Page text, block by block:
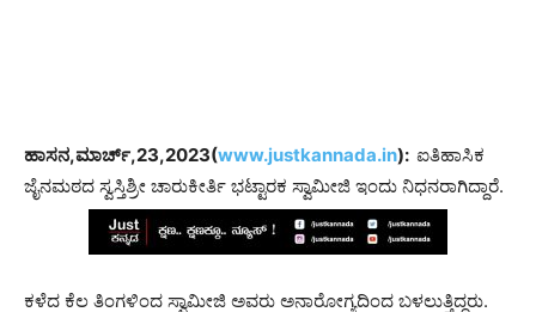
ಹಾಸನ,ಮಾರ್ಚ್,23,2023(www.justkannada.in): ಐತಿಹಾಸಿಕ
ಜೈನಮಠದ ಸ್ವಸ್ತಿಶ್ರೀ ಚಾರುಕೀರ್ತಿ ಭಟ್ಟಾರಕ ಸ್ವಾಮೀಜಿ ಇಂದು ನಿಧನರಾಗಿದ್ದಾರೆ.
ಕಳೆದ ಕೆಲ ತಿಂಗಳಿಂದ ಸ್ವಾಮೀಜಿ ಅವರು ಅನಾರೋಗ್ಯದಿಂದ ಬಳಲುತ್ತಿದ್ದರು.